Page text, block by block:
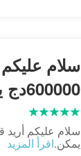
سلام
600000دج يمكن
يمكن.اقرأ المزيد